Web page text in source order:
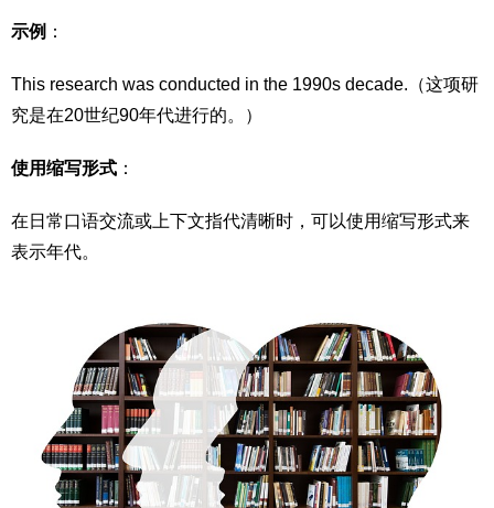
示例 ：
This research was conducted in the 1990s decade.（这项研
究是在20世纪90年代进行的。）
使用缩写形式 ：
在日常口语交流或上下文指代清晰时，可以使用缩写形式来
表示年代。